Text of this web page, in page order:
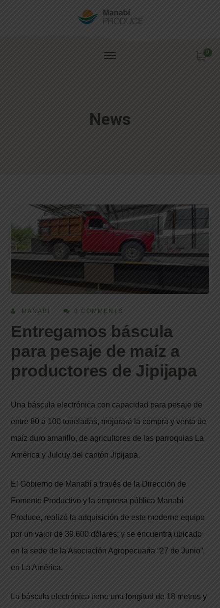
0
News
MANABI 0 COMMENTS
Entregamos báscula
para pesaje de maíz a
productores de Jipijapa
Una báscula electrónica con capacidad para pesaje de
entre 80 a 100 toneladas, mejorará la compra y venta de
maíz duro amarillo, de agricultores de las parroquias La
América y Julcuy del cantón Jipijapa.
El Gobierno de Manabí a través de la Dirección de
Fomento Productivo y la empresa pública Manabí
Produce, realizó la adquisición de este moderno equipo
por un valor de 39.600 dólares; y se encuentra ubicado
en la sede de la Asociación Agropecuaria “27 de Junio”,
en La América.
La báscula electrónica tiene una longitud de 18 metros y